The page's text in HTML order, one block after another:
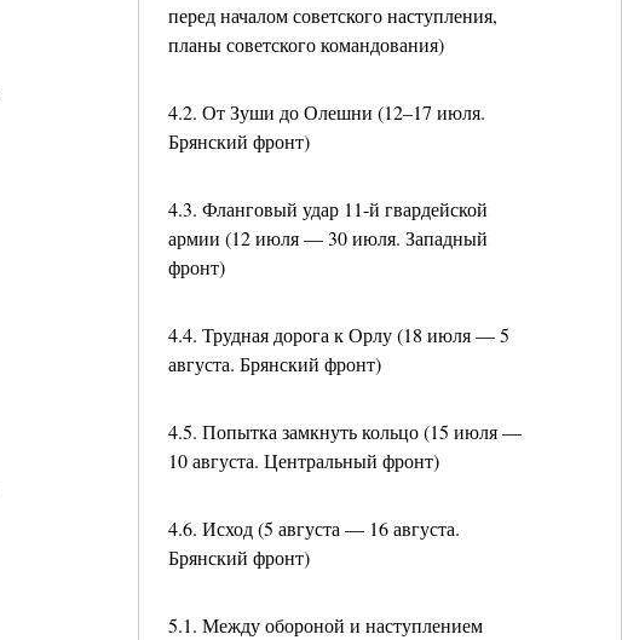
перед началом советского наступления,
планы советского командования)
4.2. От Зуши до Олешни (12–17 июля.
Брянский фронт)
4.3. Фланговый удар 11-й гвардейской
армии (12 июля — 30 июля. Западный
фронт)
4.4. Трудная дорога к Орлу (18 июля — 5
августа. Брянский фронт)
4.5. Попытка замкнуть кольцо (15 июля —
10 августа. Центральный фронт)
4.6. Исход (5 августа — 16 августа.
Брянский фронт)
5.1. Между обороной и наступлением